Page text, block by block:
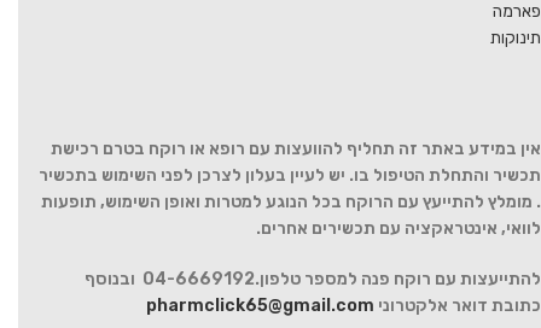
פארמה
תינוקות
אין במידע באתר זה תחליף להוועצות עם רופא או רוקח בטרם רכישת
תכשיר והתחלת הטיפול בו. יש לעיין בעלון לצרכן לפני השימוש בתכשיר
. מומלץ להתייעץ עם הרוקח בכל הנוגע למטרות ואופן השימוש, תופעות
לוואי, אינטראקציה עם תכשירים אחרים.
להתייעצות עם רוקח פנה למספר טלפון.04-6669192 ובנוסף
כתובת דואר אלקטרוני pharmclick65@gmail.com